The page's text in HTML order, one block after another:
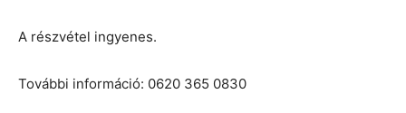
A részvétel ingyenes.
További információ: 0620 365 0830